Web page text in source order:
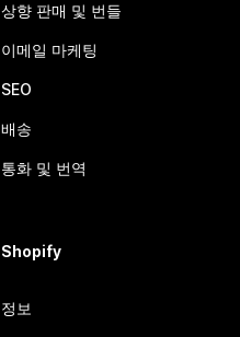
상향 판매 및 번들
이메일 마케팅
SEO
배송
통화 및 번역
Shopify
정보